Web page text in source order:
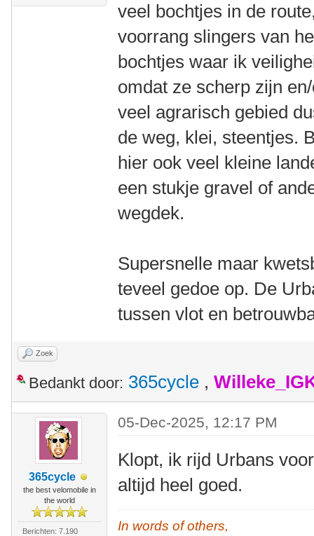
veel bochtjes in de
voorrang slingers van
bochtjes waar ik
omdat ze scherp zijn
veel agrarisch gebied
de weg, klei, steentjes.
hier ook veel kleine
een stukje gravel of
wegdek.
Supersnelle maar
teveel gedoe op. De
tussen vlot en
Zoek
Bedankt door: 365cycle ,
365cycle
the best velomobile in
the world
Berichten: 7.190
05-Dec-2025, 12:17 PM
Klopt, ik rijd Urbans
altijd heel goed.
In words of others,